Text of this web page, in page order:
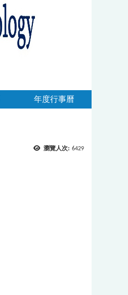
年度行事曆
瀏覽人次: 6429